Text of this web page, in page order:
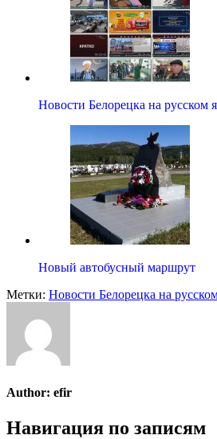
Новости Белорецка на
Новый автобусный маршрут
Метки: Новости Белорецка на
Author: efir
Навигация по записям